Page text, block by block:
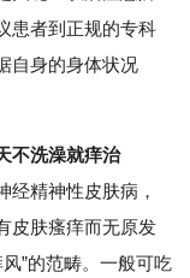
患者到正规的专科
自身的身体状况
不洗澡就痒治
精神性皮肤病，
皮肤瘙痒而无原发
”的范畴。一般可吃